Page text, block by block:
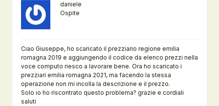
daniele
Ospite
Ciao Giuseppe, ho scaricato il prezziario regione emilia
romagna 2019 e aggiungendo il codice da elenco prezzi nella
voce computo riesco a lavorare bene. Ora ho scaricato i
prezziari emilia romagna 2021, ma facendo la stessa
operazione non mi incolla la descrizione e il prezzo.
Solo io ho riscontrato questo problema? grazie e cordiali
saluti